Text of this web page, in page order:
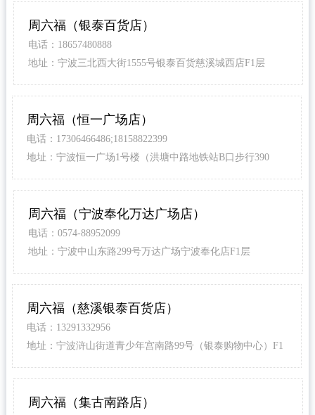
周六福（银泰百货店）
电话：18657480888
地址：宁波三北西大街1555号银泰百货慈溪城西店F1层
周六福（恒一广场店）
电话：17306466486;18158822399
地址：宁波恒一广场1号楼（洪塘中路地铁站B口步行390
周六福（宁波奉化万达广场店）
电话：0574-88952099
地址：宁波中山东路299号万达广场宁波奉化店F1层
周六福（慈溪银泰百货店）
电话：13291332956
地址：宁波浒山街道青少年宫南路99号（银泰购物中心）F1
周六福（集古南路店）